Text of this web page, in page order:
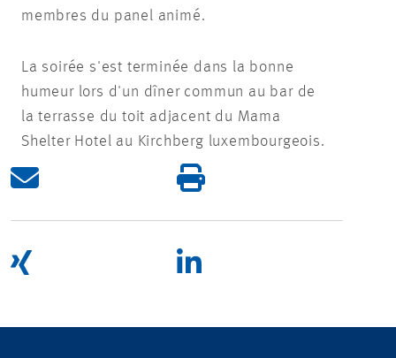
membres du panel animé.
La soirée s'est terminée dans la bonne
humeur lors d'un dîner commun au bar de
la terrasse du toit adjacent du Mama
Shelter Hotel au Kirchberg luxembourgeois.